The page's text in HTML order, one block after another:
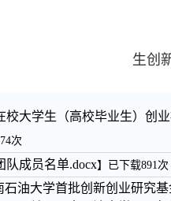
生创
校大学生（高校毕业生）创
次
队成员名单.docx】已下载891次
石油大学首批创新创业研究